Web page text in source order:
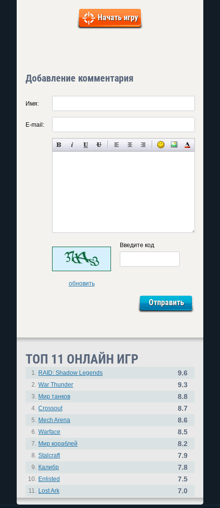
Начать игру
Добавление комментария
Имя:
E-mail:
обновить
Введите код
ТОП 11 ОНЛАЙН ИГР
1. RAID: Shadow Legends 9.6
2. War Thunder 9.3
3. Мир танков 8.8
4. Crossout 8.7
5. Mech Arena 8.6
6. Warface 8.5
7. Мир кораблей 8.2
8. Stalcraft 7.9
9. Калибр 7.8
10. Enlisted 7.5
11. Lost Ark 7.0